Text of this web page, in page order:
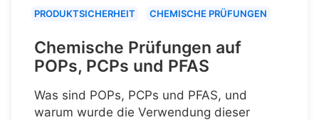
PRODUKTSICHERHEIT CHEMISCHE PRÜFUNGEN
Chemische Prüfungen auf
POPs, PCPs und PFAS
Was sind POPs, PCPs und PFAS, und
warum wurde die Verwendung dieser